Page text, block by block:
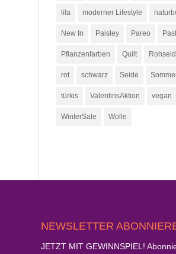
lila moderner Lifestyle
New In Paisley Pareo
Pflanzenfarben Quilt
rot schwarz Seide
türkis ValentinsAktion vegan
WinterSale Wolle
NEWSLETTER
JETZT MIT GEWINNSPIEL!